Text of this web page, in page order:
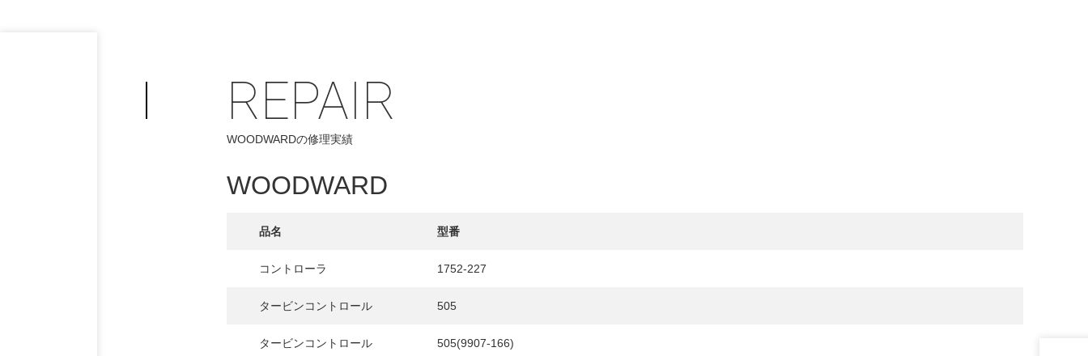
PHILOSOPHY
お問い合わせ / 発送先
REPAIR
WOODWARDの修理実績
WOODWARD
品名 型番
コントローラ 1752-227
タービンコントロール 505
タービンコントロール 505(9907-166)